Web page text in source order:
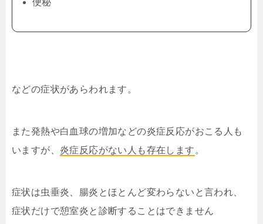
などの症状があらわれます。
また発熱や白血球の増加などの炎症反応がおこる人も
いますが、 炎症反応がない人も存在します 。
症状は虫垂炎、腸炎とほとんど変わらないと言われ、
症状だけで憩室炎と診断することはできません